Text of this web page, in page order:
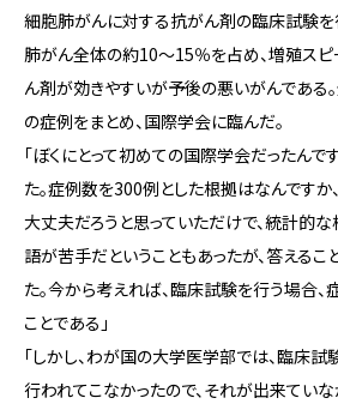
細胞肺がんに対する抗がん剤の臨床試験を
肺がん全体の約10〜15％を占め、増殖スピ
ん剤が効きやすいが予後の悪いがんである
の症例をまとめ、国際学会に臨んだ。
「ぼくにとって初めての国際学会だったんで
た。症例数を300例とした根拠はなんですか
大丈夫だろうと思っていただけで、統計的
語が苦手だということもあったが、答えるこ
た。今から考えれば、臨床試験を行う場合
ことである」
「しかし、わが国の大学医学部では、臨床
行われてこなかったので、それが出来ていな